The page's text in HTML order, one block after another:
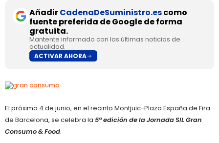
AñadirCadenaDeSuministro.escomo
fuente preferida de Google de forma
gratuita.
Mantente informado con las últimas noticias de
actualidad.
ACTIVAR AHORA
El próximo 4 de junio, en el recinto Montjuic-Plaza España de Fira
de Barcelona, se celebra la 5ª edición de la Jornada SIL Gran
Consumo & Food.